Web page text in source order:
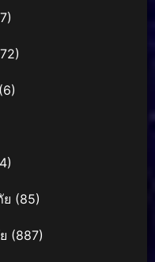
(6)
ย (85)
(887)